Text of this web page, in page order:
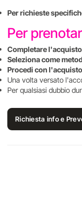
Per richieste
Per
Completare l'acquisto
Seleziona come
Procedi con l'acquisto
Una volta versato
Per qualsiasi dubbio
Richiesta info e